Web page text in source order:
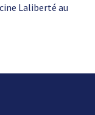
Laliberté au